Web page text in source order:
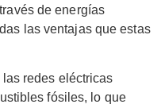
de energías
las ventajas que estas
redes eléctricas
fósiles, lo que